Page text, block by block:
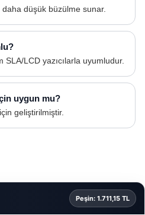
düşük büzülme sunar.
SLA/LCD yazıcılarla uyumludur.
uygun mu?
geliştirilmiştir.
Peşin: 1.711,15 TL